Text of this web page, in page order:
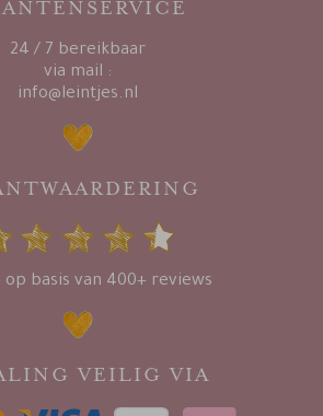
24 / 7 bereikbaar
via mail :
info@leintjes.nl
op basis van 400+ reviews
VEILIG VIA